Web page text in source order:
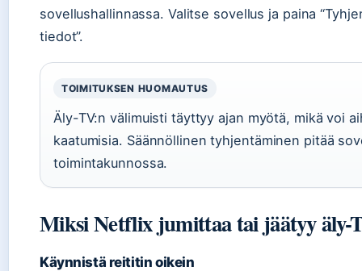
sovellushallinnassa. Valitse sovellus ja paina
tiedot”.
TOIMITUKSEN HUOMAUTUS
Äly-TV:n välimuisti täyttyy ajan myötä, mikä voi
kaatumisia. Säännöllinen tyhjentäminen pitää
toimintakunnossa.
Miksi Netflix jumittaa tai jäätyy äly-
Käynnistä reititin oikein